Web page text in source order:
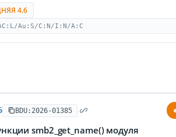
4.6
Au:S/C:N/I:N/A:C
BDU:2026-01385
smb2_get_name() модуля